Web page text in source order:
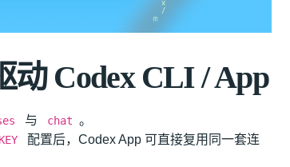
Codex CLI / App
与 chat 。
配置后，Codex App 可直接复用同一套连